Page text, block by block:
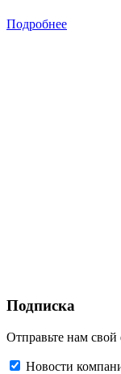
Подробнее
Подписка
Отправьте нам
Новости